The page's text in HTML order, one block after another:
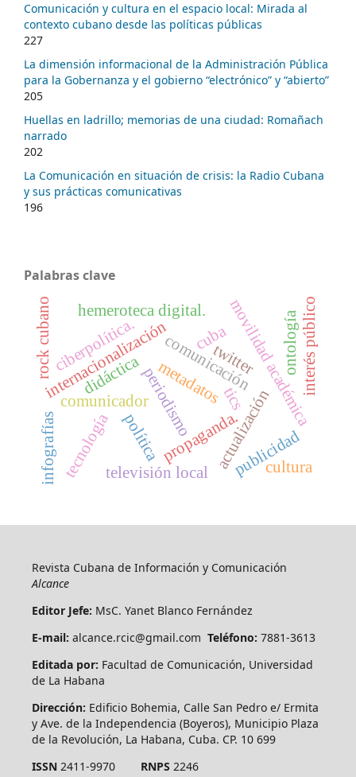
Comunicación y cultura en el espacio local: Mirada al
contexto cubano desde las políticas públicas
227
La dimensión informacional de la Administración Pública
para la Gobernanza y el gobierno “electrónico” y “abierto”
205
Huellas en ladrillo; memorias de una ciudad: Romañach
narrado
202
La Comunicación en situación de crisis: la Radio Cubana
y sus prácticas comunicativas
196
Palabras clave
cuba
periodismo actualización
política
comunicación
internacionalización movilidad académica
comunicador
publicidad
propaganda.
ontología
metadatos
hemeroteca digital.
televisión local cultura
twitter
ciberpolítica. interés público
tecnología
tics
infografías
didáctica
rock cubano
Revista Cubana de Información y Comunicación
Alcance
Editor Jefe: MsC. Yanet Blanco Fernández
E-mail: alcance.rcic@gmail.com Teléfono: 7881-3613
Editada por: Facultad de Comunicación, Universidad
de La Habana
Dirección: Edificio Bohemia, Calle San Pedro e/ Ermita
y Ave. de la Independencia (Boyeros), Municipio Plaza
de la Revolución, La Habana, Cuba. CP. 10 699
ISSN2411-9970 RNPS 2246